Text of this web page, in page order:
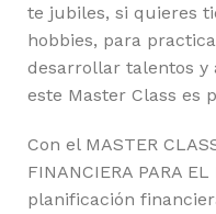
te jubiles, si quieres
hobbies, para
desarrollar talentos y
este Master Class es
Con el MASTER
FINANCIERA PARA
planificación